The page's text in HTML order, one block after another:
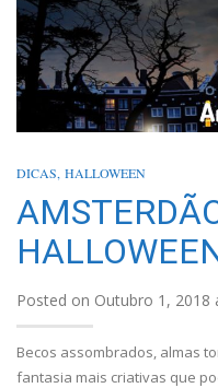
DICAS, HALLOWEEN
Posted on Outubro 1, 2018
Becos assombrados, almas
fantasia mais criativas que